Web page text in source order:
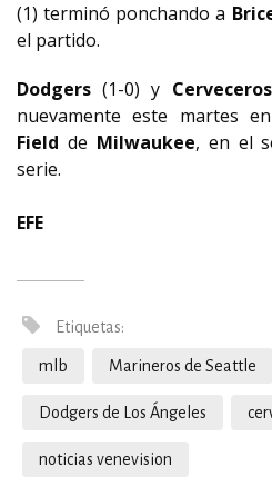
(1) terminó ponchando a
el partido.
Dodgers (1-0) y Cerveceros
nuevamente este martes
Field de Milwaukee, en el
serie.
EFE
Etiquetas:
mlb Marineros de Seattle
Dodgers de Los Ángeles
noticias venevision